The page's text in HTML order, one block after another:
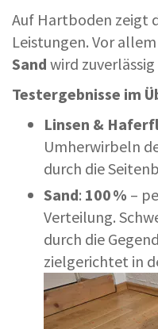
Auf Hartboden zeigt
Leistungen. Vor allem
Sand wird
Testergebnisse im
Linsen &
Umherwirbeln
durch die
Sand: 100 % –
Verteilung.
durch die
zielgerichtet in